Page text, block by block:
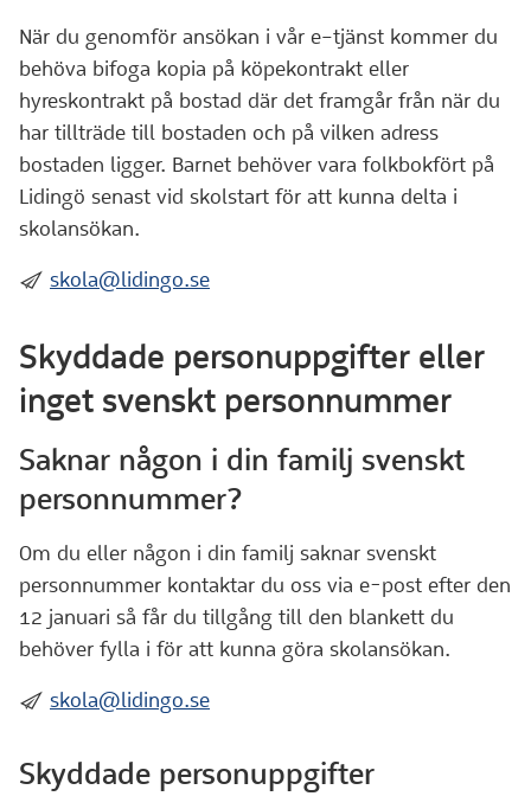
När du genomför ansökan i vår e–tjänst kommer du
behöva bifoga kopia på köpekontrakt eller
hyreskontrakt på bostad där det framgår från när du
har tillträde till bostaden och på vilken adress
bostaden ligger. Barnet behöver vara folkbokfört på
Lidingö senast vid skolstart för att kunna delta i
skolansökan.
:skicka: skola@lidingo.se
Skyddade personuppgifter eller
inget svenskt personnummer
Saknar någon i din familj svenskt
personnummer?
Om du eller någon i din familj saknar svenskt
personnummer kontaktar du oss via e-post efter den
12 januari så får du tillgång till den blankett du
behöver fylla i för att kunna göra skolansökan.
:skicka: skola@lidingo.se
Skyddade personuppgifter